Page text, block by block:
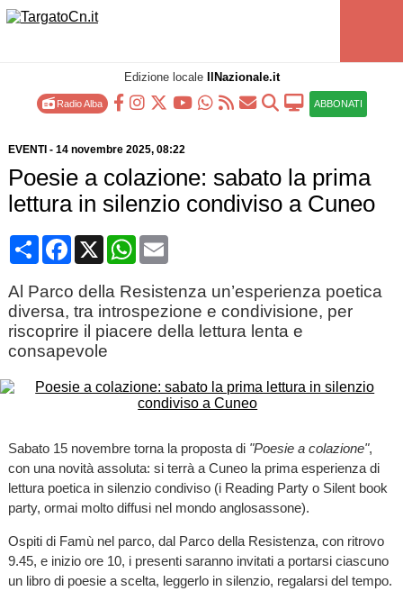
Edizione locale IlNazionale.it
Radio Alba ABBONATI
EVENTI - 14 novembre 2025, 08:22
Poesie a colazione: sabato la prima
lettura in silenzio condiviso a Cuneo
CondividiFacebook
X WhatsApp
Email
Al Parco della Resistenza un’esperienza poetica
diversa, tra introspezione e condivisione, per
riscoprire il piacere della lettura lenta e
consapevole
Sabato 15 novembre torna la proposta di "Poesie a colazione",
con una novità assoluta: si terrà a Cuneo la prima esperienza di
lettura poetica in silenzio condiviso (i Reading Party o Silent book
party, ormai molto diffusi nel mondo anglosassone).
Ospiti di Famù nel parco, dal Parco della Resistenza, con ritrovo
9.45, e inizio ore 10, i presenti saranno invitati a portarsi ciascuno
un libro di poesie a scelta, leggerlo in silenzio, regalarsi del tempo.